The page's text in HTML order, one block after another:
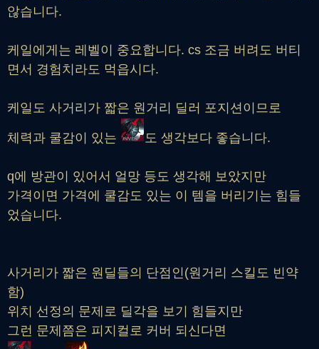
않습니다.
케일에게는 레벨이 중요합니다. cs 조금 버려도 버티
면서 경험치라도 먹읍시다.
케일도 사거리가 짧은 원거리 딜러 포지션이므로
체력과 쿨감이 있는 도 생각보다 좋습니다.
q에 방관이 있어서 얼망 등도 생각해 보았지만
가격이면 가격에 쿨감도 있는 이 템을 버리기는 힘들
었습니다.
사거리가 짧은 원딜들의 단점인(원거리 스킬도 빈약
함)
위치 선정의 문제로 딜각을 보기 힘들지만
그런 문제쯤은 피지컬로 커버 되신다면